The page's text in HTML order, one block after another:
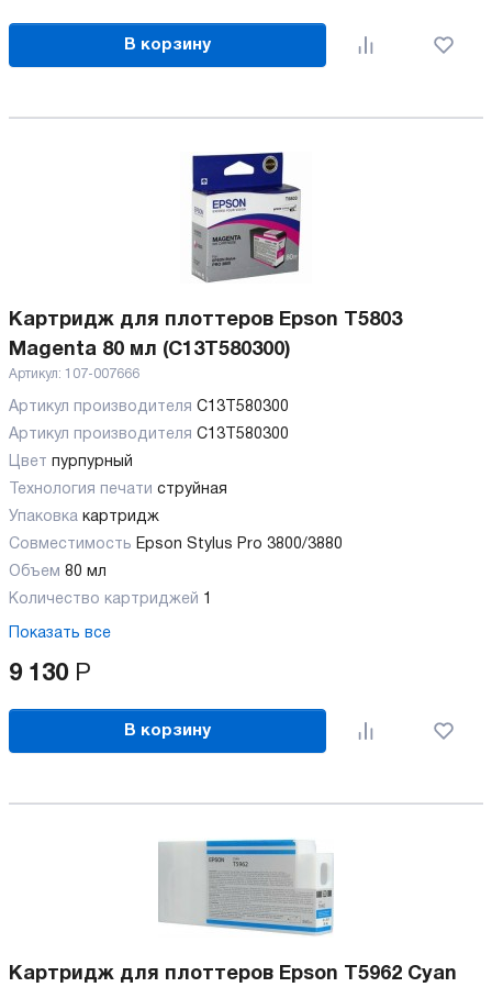
В корзину
Картридж для плоттеров Epson T5803
Magenta 80 мл (C13T580300)
Артикул: 107-007666
Артикул производителя C13T580300
Артикул производителя C13T580300
Цвет пурпурный
Технология печати струйная
Упаковка картридж
Совместимость Epson Stylus Pro 3800/3880
Объем 80 мл
Количество картриджей 1
Показать все
9 130 Р
В корзину
Картридж для плоттеров Epson T5962 Cyan